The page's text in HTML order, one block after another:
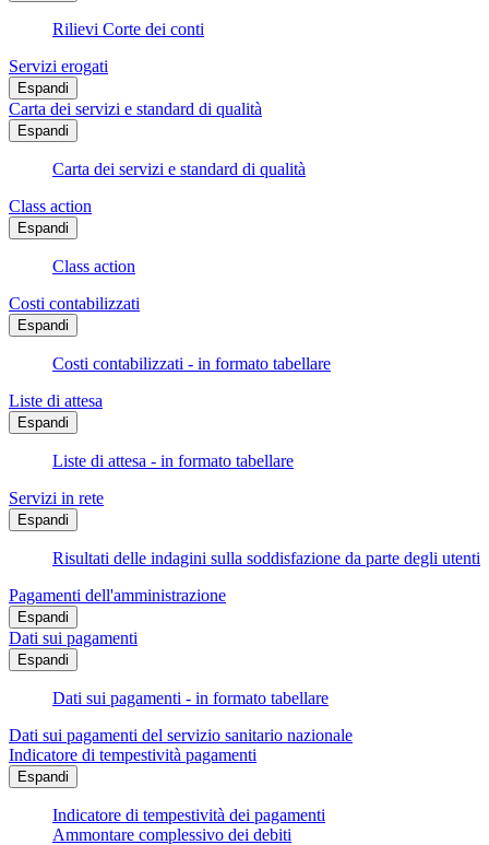
Rilievi Corte dei conti
Servizi erogati
Espandi
Carta dei servizi e standard di qualità
Espandi
Carta dei servizi e standard di qualità
Class action
Espandi
Class action
Costi contabilizzati
Espandi
Costi contabilizzati - in formato tabellare
Liste di attesa
Espandi
Liste di attesa - in formato tabellare
Servizi in rete
Espandi
Risultati delle indagini sulla soddisfazione da parte degli utenti
Pagamenti dell'amministrazione
Espandi
Dati sui pagamenti
Espandi
Dati sui pagamenti - in formato tabellare
Dati sui pagamenti del servizio sanitario nazionale
Indicatore di tempestività pagamenti
Espandi
Indicatore di tempestività dei pagamenti
Ammontare complessivo dei debiti